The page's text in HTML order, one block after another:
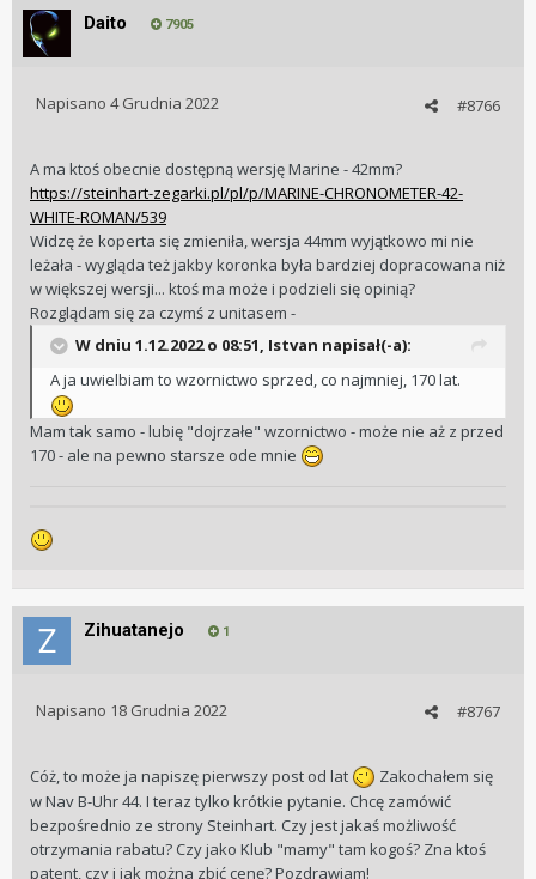
Daito 7905
#8766
Napisano 4 Grudnia 2022
A ma ktoś obecnie dostępną wersję Marine - 42mm?
https://steinhart-zegarki.pl/pl/p/MARINE-CHRONOMETER-42-
WHITE-ROMAN/539
Widzę że koperta się zmieniła, wersja 44mm wyjątkowo mi nie
leżała - wygląda też jakby koronka była bardziej dopracowana niż
w większej wersji... ktoś ma może i podzieli się opinią?
Rozglądam się za czymś z unitasem -
W dniu 1.12.2022 o 08:51, Istvan napisał(-a):
A ja uwielbiam to wzornictwo sprzed, co najmniej, 170 lat.
Mam tak samo - lubię "dojrzałe" wzornictwo - może nie aż z przed
170 - ale na pewno starsze ode mnie
Zihuatanejo 1
#8767
Napisano 18 Grudnia 2022
Cóż, to może ja napiszę pierwszy post od lat
Zakochałem się
w Nav B-Uhr 44. I teraz tylko krótkie pytanie. Chcę zamówić
bezpośrednio ze strony Steinhart. Czy jest jakaś możliwość
otrzymania rabatu? Czy jako Klub "mamy" tam kogoś? Zna ktoś
patent, czy i jak można zbić cenę? Pozdrawiam!